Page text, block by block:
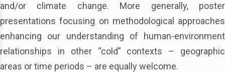
and/or climate change. More generally, poster
presentations focusing on methodological approaches
enhancing our understanding of human-environment
relationships in other “cold” contexts – geographic
areas or time periods – are equally welcome.